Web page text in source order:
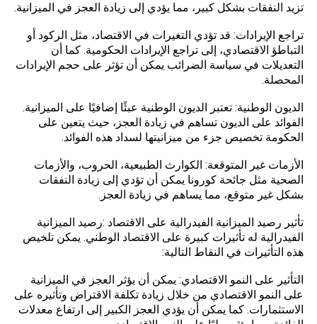
تزيد النفقات بشكل كبير، مما يؤدي إلى زيادة العجز في الميزانية.
تراجع الإيرادات: قد تؤدي التغيرات في الاقتصاد، مثل الركود أو
التباطؤ الاقتصادي، إلى تراجع الإيرادات الحكومية. كما أن
التعديلات في سياسة الضرائب يمكن أن تؤثر على حجم الإيرادات
المحصلة.
الديون الوطنية: تعتبر الديون الوطنية عبئًا إضافيًا على الميزانية.
الفوائد على الديون تساهم في زيادة العجز، حيث يتعين على
الحكومة تخصيص جزء من ميزانيتها لسداد هذه الفوائد.
الأزمات غير المتوقعة: الكوارث الطبيعية، الحروب، والأزمات
الصحية مثل جائحة كورونا يمكن أن تؤدي إلى زيادة النفقات
بشكل غير متوقع، مما يساهم في زيادة العجز.
تأثير رصيد الميزانية الفيدرالية على الاقتصاد :رصيد الميزانية
الفيدرالية له تأثيرات كبيرة على الاقتصاد الوطني. يمكن تلخيص
هذه التأثيرات في النقاط التالية:
التأثير على النمو الاقتصادي: يمكن أن يؤثر العجز في الميزانية
على النمو الاقتصادي من خلال زيادة تكلفة الاقتراض وتأثيره على
الاستثمارات. كما يمكن أن يؤدي العجز الكبير إلى ارتفاع معدلات